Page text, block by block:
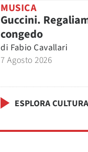
MUSICA
Guccini.
congedo
di Fabio Cavallari
7 Agosto 2026
ESPLORA CULTURA